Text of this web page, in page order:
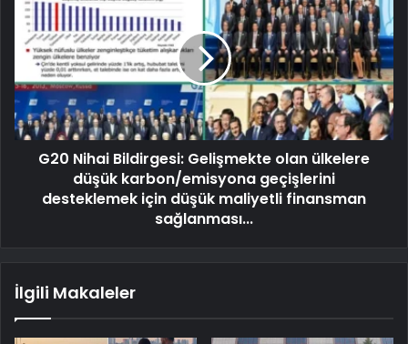
G20 Nihai Bildirgesi: Gelişmekte olan ülkelere
düşük karbon/emisyona geçişlerini
desteklemek için düşük maliyetli finansman
sağlanması...
İlgili Makaleler